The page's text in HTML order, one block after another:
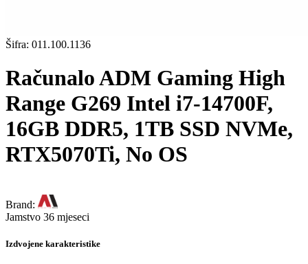
Šifra: 011.100.1136
Računalo ADM Gaming High
Range G269 Intel i7-14700F,
16GB DDR5, 1TB SSD NVMe,
RTX5070Ti, No OS
Brand:
Jamstvo 36 mjeseci
Izdvojene karakteristike